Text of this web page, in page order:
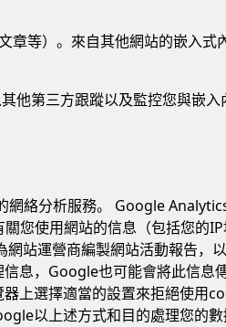
章等）。來自其他網站的嵌入
他第三方跟蹤以及監控您與嵌
絡分析服務。 Google
您使用網站的信息（包括您的
站運營商編製網站活動報告，
息，Google也可能會將此信息
上選擇適當的設置來拒絕使用
以上述方式和目的處理您的數